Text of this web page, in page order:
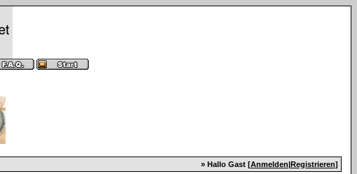
» Hallo Gast [Anmelden|Registrieren]